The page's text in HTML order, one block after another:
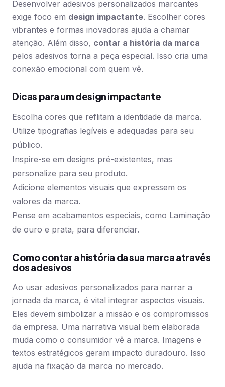
Desenvolver adesivos personalizados marcantes
exige foco em design impactante. Escolher cores
vibrantes e formas inovadoras ajuda a chamar
atenção. Além disso, contar a história da marca
pelos adesivos torna a peça especial. Isso cria uma
conexão emocional com quem vê.
Dicas para um design impactante
Escolha cores que reflitam a identidade da marca.
Utilize tipografias legíveis e adequadas para seu
público.
Inspire-se em designs pré-existentes, mas
personalize para seu produto.
Adicione elementos visuais que expressem os
valores da marca.
Pense em acabamentos especiais, como Laminação
de ouro e prata, para diferenciar.
Como contar a história da sua marca através
dos adesivos
Ao usar adesivos personalizados para narrar a
jornada da marca, é vital integrar aspectos visuais.
Eles devem simbolizar a missão e os compromissos
da empresa. Uma narrativa visual bem elaborada
muda como o consumidor vê a marca. Imagens e
textos estratégicos geram impacto duradouro. Isso
ajuda na fixação da marca no mercado.